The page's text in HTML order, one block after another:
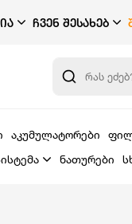
ᲩᲕᲔᲜ ᲨᲔᲡᲐᲮᲔᲑ
აკუმულატორები
ნათურები